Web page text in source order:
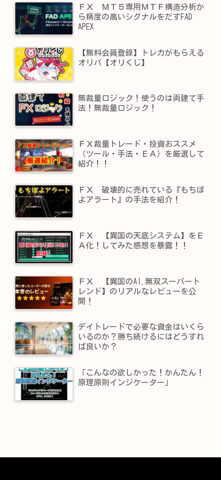
ＦＸ ＭＴ５専用ＭＴＦ構造分析か
ら精度の高いシグナルをだすFAD
APEX
【無料会員登録】トレカがもらえる
オリパ【オリくじ】
無裁量ロジック！使うのは両建て手
法！無裁量ロジック！
ＦＸ裁量トレード・投資おススメ
（ツール・手法・ＥＡ）を厳選して
紹介！！
ＦＸ 破壊的に売れている『もちぽ
よアラート』の手法を紹介！
ＦＸ 【異国の天底システム】をＥ
Ａ化！してみた感想を暴露！！
ＦＸ 【異国のAI.無双スーパート
レンド】​のリアルなレビューを公
開！
デイトレードで必要な資金はいくら
いるのか？勝ち続けるにはどうすれ
ば良いか？
「こんなの欲しかった！かんたん！
原理原則インジケーター」